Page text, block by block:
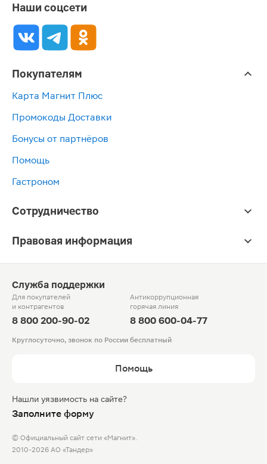
Наши соцсети
Покупателям
Карта Магнит Плюс
Промокоды Доставки
Бонусы от партнёров
Помощь
Гастроном
Сотрудничество
Правовая информация
Служба поддержки
Для покупателей
и контрагентов
8 800 200-90-02
Антикоррупционная
горячая линия
8 800 600-04-77
Круглосуточно, звонок по России бесплатный
Помощь
Нашли уязвимость на сайте?
Заполните форму
© Официальный сайт сети «Магнит».
2010-2026 АО «Тандер»